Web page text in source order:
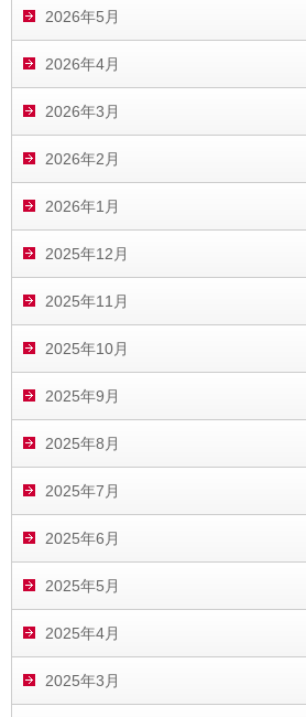
2026年5月
2026年4月
2026年3月
2026年2月
2026年1月
2025年12月
2025年11月
2025年10月
2025年9月
2025年8月
2025年7月
2025年6月
2025年5月
2025年4月
2025年3月